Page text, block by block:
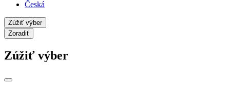
Česká
Zúžiť výber
Zoradiť
Zúžiť výber